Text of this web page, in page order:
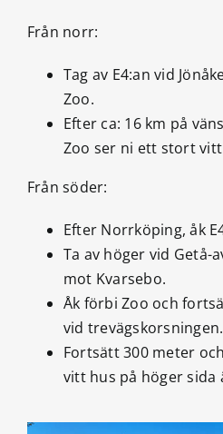
Från norr:
Tag av E4:an vid
Zoo.
Efter ca: 16 km på
Zoo ser ni ett stort
Från söder:
Efter Norrköping, åk
Ta av höger vid Getå-
mot Kvarsebo.
Åk förbi Zoo och
vid trevägskorsningen.
Fortsätt 300 meter
vitt hus på höger sida